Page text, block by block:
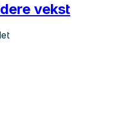
vekst